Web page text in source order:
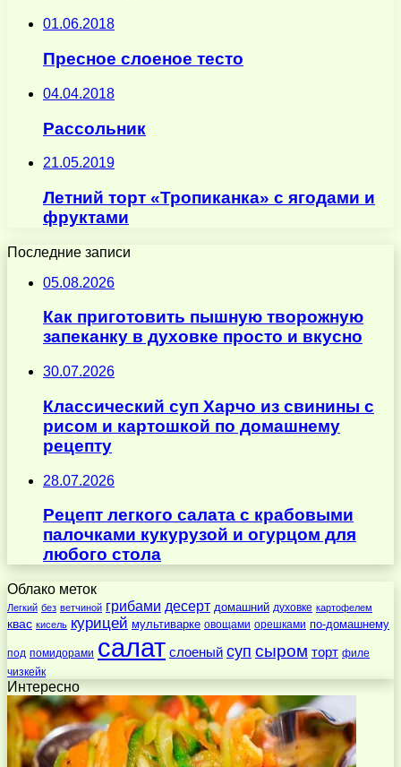
01.06.2018
Пресное слоеное тесто
04.04.2018
Рассольник
21.05.2019
Летний торт «Тропиканка» с ягодами и
фруктами
Последние записи
05.08.2026
Как приготовить пышную творожную
запеканку в духовке просто и вкусно
30.07.2026
Классический суп Харчо из свинины с
рисом и картошкой по домашнему
рецепту
28.07.2026
Рецепт легкого салата с крабовыми
палочками кукурузой и огурцом для
любого стола
Облако меток
Легкий без ветчиной грибами десерт домашний духовке картофелем
квас кисель курицей мультиварке овощами орешками по-домашнему
под помидорами салат слоеный суп сыром торт филе
чизкейк
Интересно